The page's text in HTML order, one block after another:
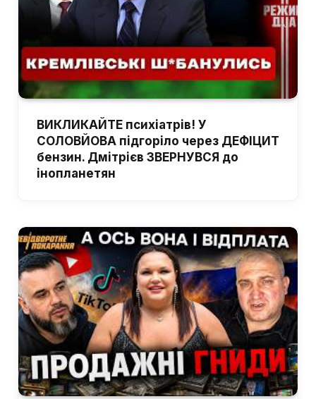
ВИКЛИКАЙТЕ психіатрів! У
СОЛОВЙОВА підгоріло через ДЕФІЦИТ
бензин. Дмітрієв ЗВЕРНУВСЯ до
інопланетян